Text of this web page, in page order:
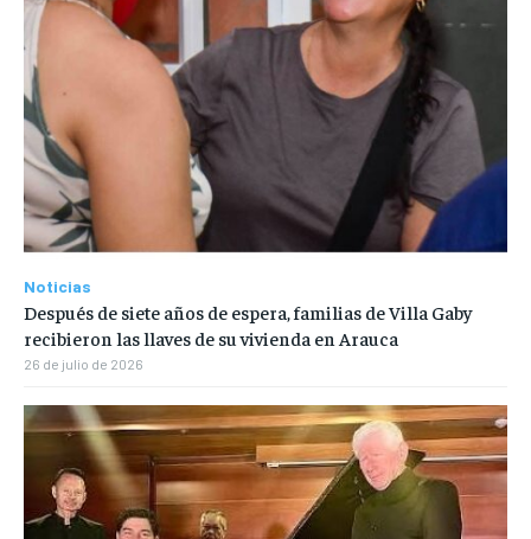
Noticias
Después de siete años de espera, familias de Villa Gaby
recibieron las llaves de su vivienda en Arauca
26 de julio de 2026